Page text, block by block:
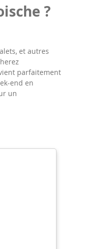
?
et autres
parfaitement
end en
un